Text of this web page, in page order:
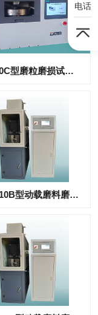
Ml-100C型磨粒磨损试验机
MLD-10B型动载磨料磨损试验机
电话